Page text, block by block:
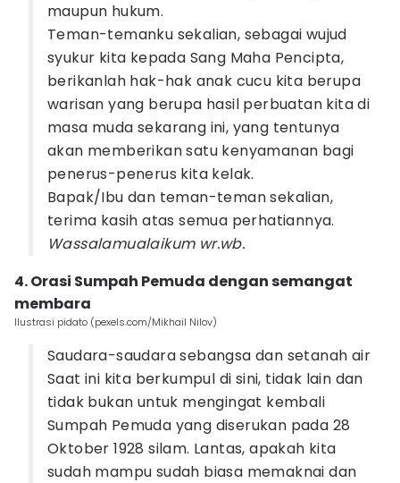
maupun hukum.
Teman-temanku sekalian, sebagai wujud
syukur kita kepada Sang Maha Pencipta,
berikanlah hak-hak anak cucu kita berupa
warisan yang berupa hasil perbuatan kita di
masa muda sekarang ini, yang tentunya
akan memberikan satu kenyamanan bagi
penerus-penerus kita kelak.
Bapak/Ibu dan teman-teman sekalian,
terima kasih atas semua perhatiannya.
Wassalamualaikum wr.wb.
4. Orasi Sumpah Pemuda dengan semangat
membara
Ilustrasi pidato (pexels.com/Mikhail Nilov)
Saudara-saudara sebangsa dan setanah air
Saat ini kita berkumpul di sini, tidak lain dan
tidak bukan untuk mengingat kembali
Sumpah Pemuda yang diserukan pada 28
Oktober 1928 silam. Lantas, apakah kita
sudah mampu sudah biasa memaknai dan